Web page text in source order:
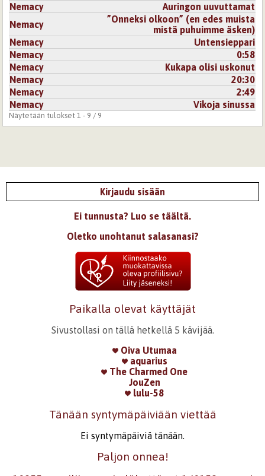
Nemacy
Auringon uuvuttamat
Nemacy
”Onneksi olkoon” (en edes muista
mistä puhuimme äsken)
Nemacy
Untensieppari
Nemacy
0:58
Nemacy
Kukapa olisi uskonut
Nemacy
20:30
Nemacy
2:49
Nemacy
Vikoja sinussa
Näytetään tulokset 1 - 9 / 9
Kirjaudu sisään
Ei tunnusta? Luo se täältä.
Oletko unohtanut salasanasi?
Paikalla olevat käyttäjät
Sivustollasi on tällä hetkellä 5 kävijää.
Oiva Utumaa
aquarius
The Charmed One
JouZen
lulu-58
Tänään syntymäpäiviään viettää
Ei syntymäpäiviä tänään.
Paljon onnea!